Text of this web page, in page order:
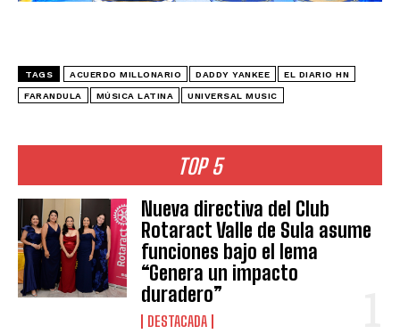
TOP 5
Nueva directiva del Club
Rotaract Valle de Sula asume
funciones bajo el lema
“Genera un impacto
duradero”
DESTACADA
TAGS ACUERDO MILLONARIO DADDY YANKEE EL DIARIO HN
FARANDULA MÚSICA LATINA UNIVERSAL MUSIC